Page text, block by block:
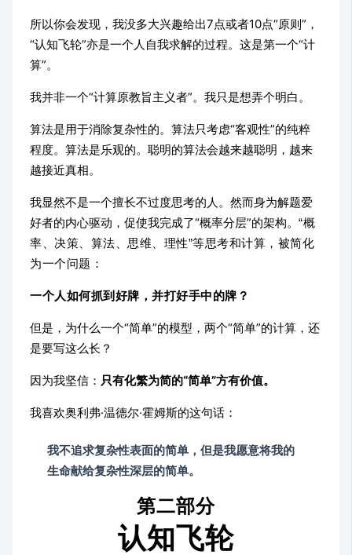
所以你会发现，我没多大兴趣给出7点或者10点“原则”，
“认知飞轮”亦是一个人自我求解的过程。这是第一个“计
算”。
我并非一个“计算原教旨主义者”。我只是想弄个明白。
算法是用于消除复杂性的。算法只考虑“客观性”的纯粹
程度。算法是乐观的。聪明的算法会越来越聪明，越来
越接近真相。
我显然不是一个擅长不过度思考的人。然而身为解题爱
好者的内心驱动，促使我完成了“概率分层”的架构。“概
率、决策、算法、思维、理性”等思考和计算，被简化
为一个问题：
一个人如何抓到好牌，并打好手中的牌？
但是，为什么一个“简单”的模型，两个“简单”的计算，还
是要写这么长？
因为我坚信： 只有化繁为简的“简单”方有价值。
我喜欢奥利弗·温德尔·霍姆斯的这句话：
我不追求复杂性表面的简单，但是我愿意将我的
生命献给复杂性深层的简单。
第二部分
认知飞轮